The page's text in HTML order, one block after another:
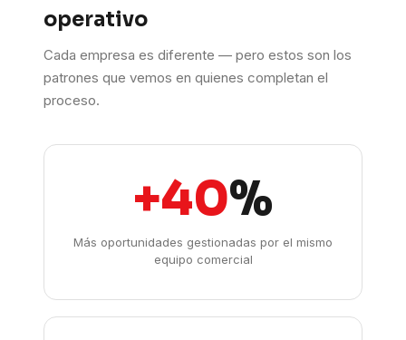
operativo
Cada empresa es diferente — pero estos son los
patrones que vemos en quienes completan el
proceso.
+40%
Más oportunidades gestionadas por el mismo
equipo comercial